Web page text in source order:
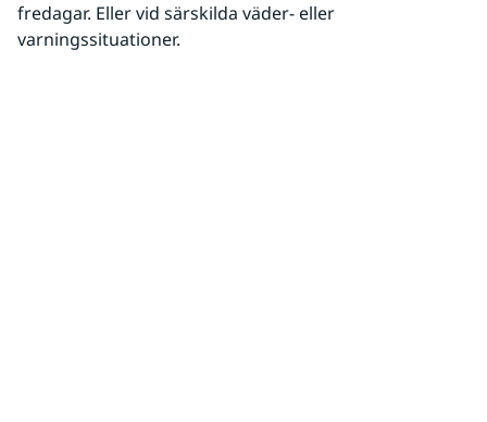
fredagar. Eller vid särskilda väder- eller
varningssituationer.